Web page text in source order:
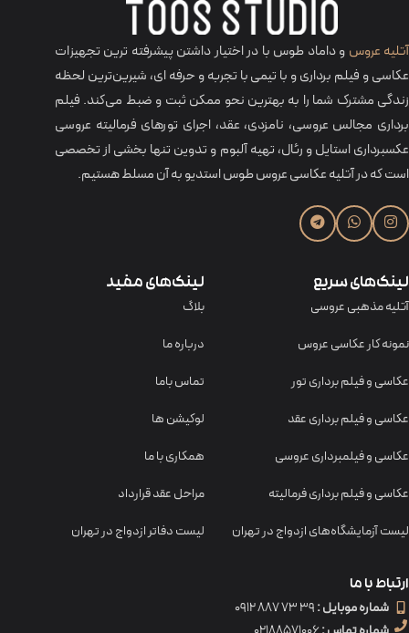
آتلیه عروس و داماد طوس با در اختیار داشتن پیشرفته ترین تجهیزات
عکاسی و فیلم برداری و با تیمی با تجربه و حرفه‌ ای، شیرین‌ترین لحظه
زندگی مشترک شما را به بهترین نحو ممکن ثبت و ضبط می‌کند. فیلم
برداری مجالس عروسی، نامزدی، عقد، اجرای تورهای فرمالیته عروسی
عکسبرداری استایل و رئال، تهیه آلبوم و تدوین تنها بخشی از تخصصی
است که در آتلیه عکاسی عروس طوس استدیو به آن مسلط هستیم.
لینک‌های سریع
آتلیه مذهبی عروسی
نمونه کار عکاسی عروس
عکاسی و فیلم برداری تور
عکاسی و فیلم برداری عقد
عکاسی و فیلمبرداری عروسی
عکاسی و فیلم برداری فرمالیته
لیست آزمایشگاه‌های ازدواج در تهران
لینک‌های مفید
بلاگ
درباره ما
تماس باما
لوکیشن ها
همکاری با ما
مراحل عقد قرارداد
لیست دفاتر ازدواج در تهران
ارتباط با ما
شماره موبایل :